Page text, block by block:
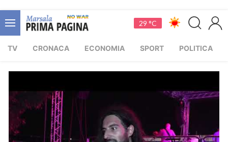
29 °C
TV CRONACA ECONOMIA SPORT POLITICA